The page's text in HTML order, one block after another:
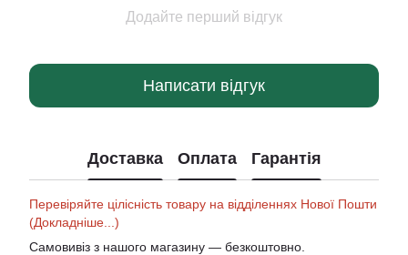
Додайте перший відгук
Написати відгук
Доставка Оплата Гарантія
Перевіряйте цілісність товару на відділеннях Нової Пошти
(Докладніше...)
Самовивіз з нашого магазину — безкоштовно.